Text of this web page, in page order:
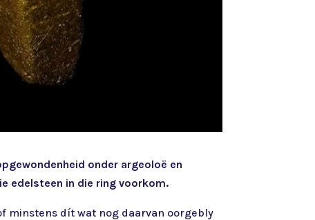
onder argeoloë en
edelsteen in die ring voorkom.
minstens dít wat nog daarvan oorgebly